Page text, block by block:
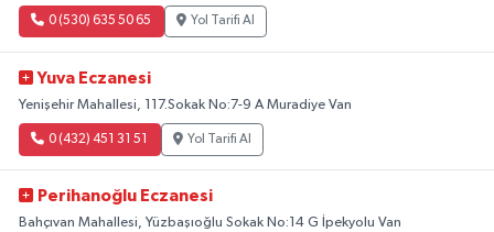
0 (530) 635 50 65 Yol Tarifi Al
Yuva Eczanesi
Yenişehir Mahallesi, 117.Sokak No:7-9 A Muradiye Van
0 (432) 451 31 51 Yol Tarifi Al
Perihanoğlu Eczanesi
Bahçıvan Mahallesi, Yüzbaşıoğlu Sokak No:14 G İpekyolu Van